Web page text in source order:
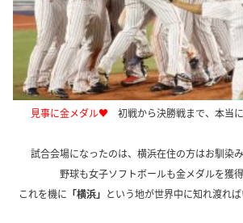
見事に金メダル♥ 初戦から決勝戦まで、本当に
試合会場になったのは、横浜在住の方はお馴染
野球も女子ソフトボールも金メダルを獲
これを機に 「横浜」 という地が世界中に知れ渡れ